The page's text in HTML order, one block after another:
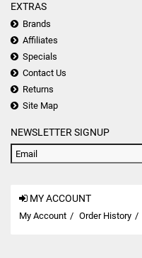
EXTRAS
Brands
Affiliates
Specials
Contact Us
Returns
Site Map
NEWSLETTER SIGNUP
MY ACCOUNT
My Account Order History